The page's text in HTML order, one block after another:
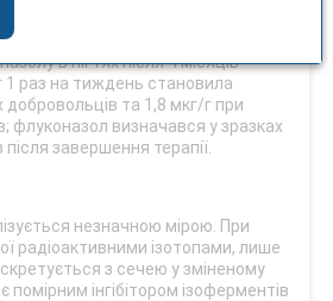
в нігтях після 4 місяців
1 раз на тиждень становила
добровольців та 1,8 мкг/г при
флуконазол визначався у зразках
після завершення терапії.
незначною мірою. При
радіоактивними ізотопами, лише
з сечею у зміненому
помірним інгібітором ізоферментів